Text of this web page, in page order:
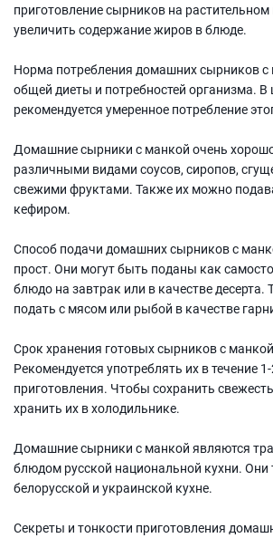
приготовление сырников на
увеличить содержание жиров в блюде.
Норма потребления домашних сырников с
общей диеты и потребностей организма. В
рекомендуется умеренное потребление
Домашние сырники с манкой очень
различными видами соусов, сиропов,
свежими фруктами. Также их можно
кефиром.
Способ подачи домашних сырников с
прост. Они могут быть поданы как
блюдо на завтрак или в качестве
подать с мясом или рыбой в качестве
Срок хранения готовых сырников с
Рекомендуется употреблять их в течение
приготовления. Чтобы сохранить
хранить их в холодильнике.
Домашние сырники с манкой являются
блюдом русской национальной кухни.
белорусской и украинской кухне.
Секреты и тонкости приготовления